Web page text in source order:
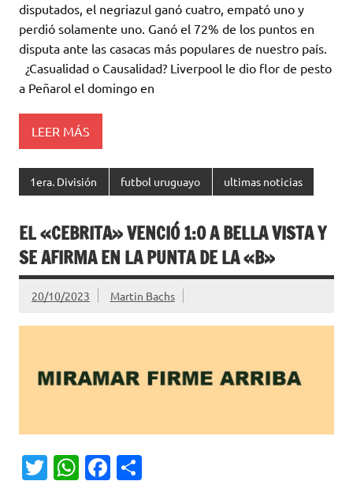
te
r
s
A
p
p
b
o
o
k
p
ar
ti
r
disputados, el negriazul ganó cuatro, empató uno y
perdió solamente uno. Ganó el 72% de los puntos en
disputa ante las casacas más populares de nuestro país.
¿Casualidad o Causalidad? Liverpool le dio flor de pesto
a Peñarol el domingo en
LEER MÁS
1era. División futbol uruguayo ultimas noticias
EL «CEBRITA» VENCIÓ 1:0 A BELLA VISTA Y
SE AFIRMA EN LA PUNTA DE LA «B»
20/10/2023 Martin Bachs
T
W Fa